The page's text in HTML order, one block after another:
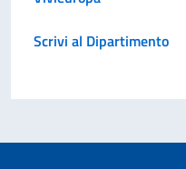
Scrivi al Dipartimento